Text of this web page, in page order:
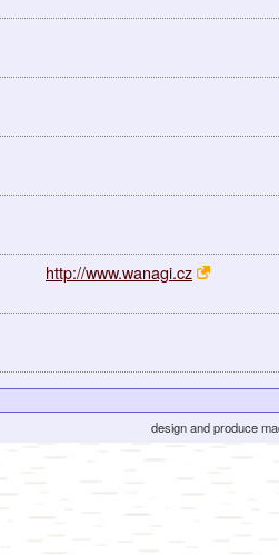
http://www.wanagi.cz
design and produce